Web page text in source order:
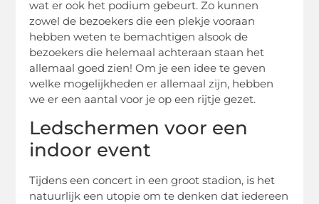
wat er ook het podium gebeurt. Zo kunnen
zowel de bezoekers die een plekje vooraan
hebben weten te bemachtigen alsook de
bezoekers die helemaal achteraan staan het
allemaal goed zien! Om je een idee te geven
welke mogelijkheden er allemaal zijn, hebben
we er een aantal voor je op een rijtje gezet.
Ledschermen voor een
indoor event
Tijdens een concert in een groot stadion, is het
natuurlijk een utopie om te denken dat iedereen